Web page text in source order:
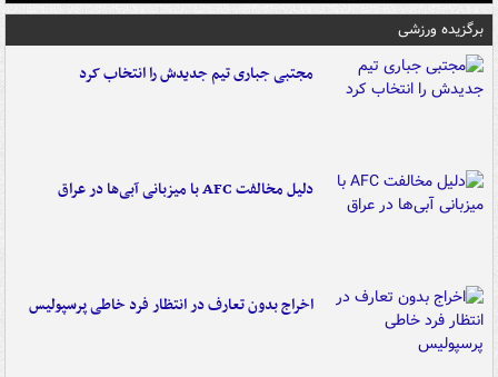
برگزیده ورزشی
مجتبی جباری تیم جدیدش را انتخاب کرد
دلیل مخالفت AFC با میزبانی آبی‌ها در عراق
اخراج بدون تعارف در انتظار فرد خاطی پرسپولیس